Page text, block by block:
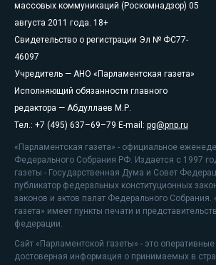
массовых коммуникаций (Роскомнадзор) 05
августа 2011 года. 18+
Свидетельство о регистрации Эл № ФС77-
46097
Учредитель — АНО «Парламентская газета»
Исполняющий обязанности главного
редактора — Абдуллаев М.Р.
Тел.: +7 (495) 637–69–79 E-mail: pg@pnp.ru
«Парламентская газета» - официальное
Федерального Собрания РФ. Издается с 1997
газеты - Государственная Дума и Совет
публикатор федеральных конституционных
законов и актов палат Федерального Собрания.
газета» имеет пункты печати и
федерации.
Сайт «Парламентской газеты» - это
достоверная информация о принимаемых в